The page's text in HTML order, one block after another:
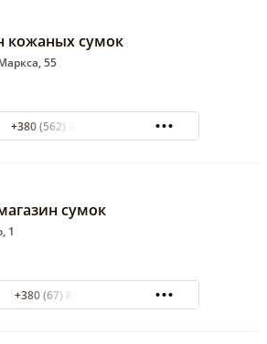
кожаных сумок
55
+380 (562) 32-17-80
сумок
1
+380 (67) 8275777